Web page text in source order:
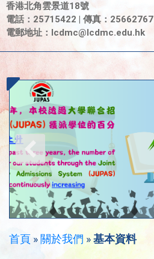
香港北角雲景道18號
電話：25715422 | 傳真：25662767
電郵地址： lcdmc@lcdmc.edu.hk
首頁 » 關於我們 »基本資料